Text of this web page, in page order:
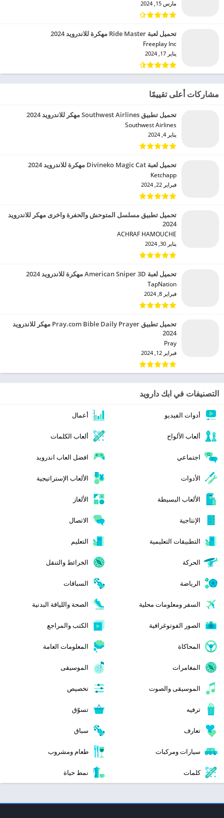
مارس 15, 2024
تحميل لعبة Ride Master مهكرة للاندرويد 2024
Freeplay Inc‏
يناير 17, 2024
مشاركات أعلى تقييمًا
تحميل تطبيق Southwest Airlines مهكر للاندرويد 2024
Southwest Airlines‏
يناير 4, 2024
تحميل لعبة Divineko Magic Cat مهكرة للاندرويد 2024
Ketchapp‏
فبراير 22, 2024
تحميل تطبيق مسلسل المتوحش والحفرة واخرى مهكر للاندرويد
2024
ACHRAF HAMOUCHE‏
يناير 30, 2024
تحميل لعبة American Sniper 3D مهكرة للاندرويد 2024
TapNation‏
فبراير 8, 2024
تحميل تطبيق Pray.com Bible Daily Prayer مهكر للاندرويد
2024
Pray‏
فبراير 12, 2024
التصنيفات في ابك دارويد
أدوات الفيديو أعمال
ألعاب الألواح ألعاب الكلمات
اجتماعي افضل العاب اندرويد
الأدوات الألعاب الإستراتيجية
الألعاب البسيطة الألغاز
الإنتاجية الاتصال
التطبيقات التعليمية التعليم
الحركة الخرائط والتنقل
الرياضة السباقات
السفر ومعلومات محلية الصحة واللياقة البدنية
الصور الفوتوغرافية الكتب والمراجع
المحاكاة المعلومات العامة
المغامرات الموسيقى
الموسيقى والصوت تخصيص
ترفيه تسوّق
تعارف سباق
سيارات ومركبات طعام ومشروب
كلمات نمط حياة